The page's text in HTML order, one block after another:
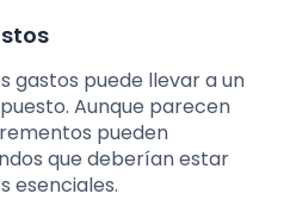
gastos puede llevar a un
Aunque parecen
pueden
que deberían estar
esenciales.